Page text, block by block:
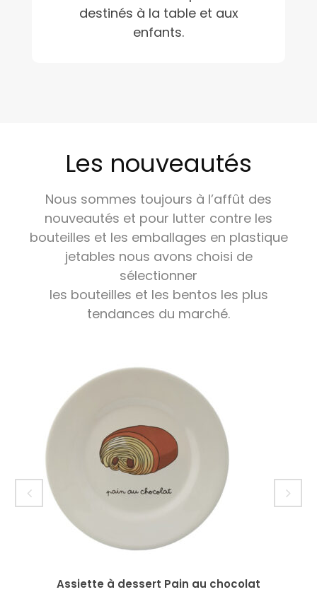
destinés à la table et aux
enfants.
Les nouveautés
Nous sommes toujours à l’affût des
nouveautés et pour lutter contre les
bouteilles et les emballages en plastique
jetables nous avons choisi de
sélectionner
les bouteilles et les bentos les plus
tendances du marché.
Assiette à dessert Pain au chocolat